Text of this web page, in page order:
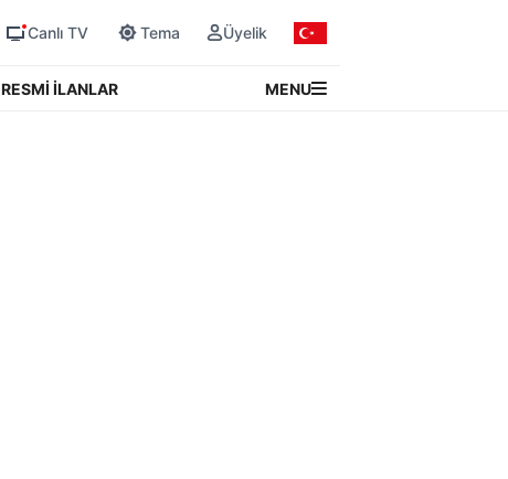
Canlı TV Tema Üyelik
RESMİ İLANLAR MENU